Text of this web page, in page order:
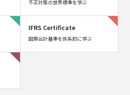
不正対策の世界標準を学ぶ
IFRS Certificate
国際会計基準を体系的に学ぶ